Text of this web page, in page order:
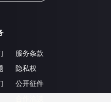
服务条款
隐私权
公开征件